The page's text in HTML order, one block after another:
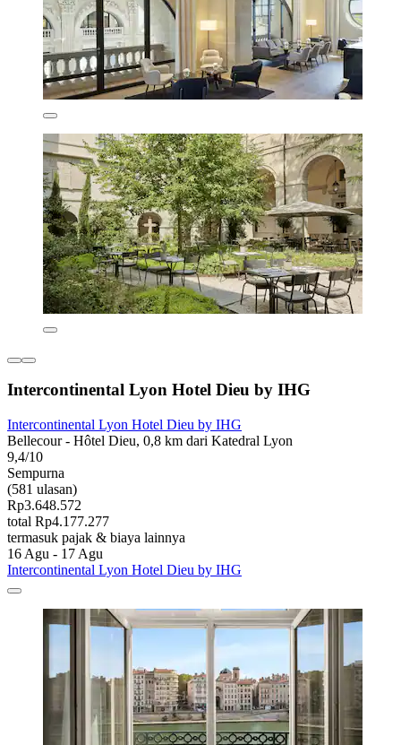
Intercontinental Lyon Hotel Dieu by IHG
Intercontinental Lyon Hotel Dieu by IHG
Bellecour - Hôtel Dieu, 0,8 km dari Katedral Lyon
9,4/10
Sempurna
(581 ulasan)
Rp3.648.572
total Rp4.177.277
termasuk pajak & biaya lainnya
16 Agu - 17 Agu
Intercontinental Lyon Hotel Dieu by IHG